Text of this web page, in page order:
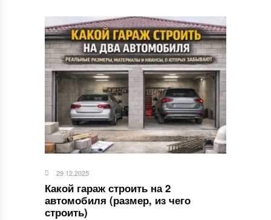
29.12.2025
Какой гараж строить на 2
автомобиля (размер, из чего
строить)